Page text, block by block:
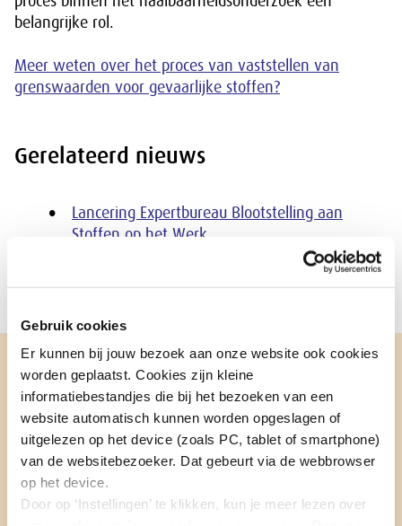
Gebruik cookies
Er kunnen bij jouw bezoek aan onze website ook cookies
worden geplaatst. Cookies zijn kleine
informatiebestandjes die bij het bezoeken van een
website automatisch kunnen worden opgeslagen of
uitgelezen op het device (zoals PC, tablet of smartphone)
van de websitebezoeker. Dat gebeurt via de webbrowser
op het device.
Door op ‘Instellingen’ te klikken, kun je meer lezen over
belangrijke rol.
Meer weten over het proces van vaststellen van
grenswaarden voor gevaarlijke stoffen?
Gerelateerd nieuws
Lancering Expertbureau Blootstelling aan
Stoffen op het Werk
Expertbureau Blootstelling aan Stoffen op het
Aanmelden nieuwsbrief
Blijf op de hoogte van wat de SER doet voor
gezond en veilig werken en over de
activiteiten van de SER Subcommissie
Grenswaarden Stoffen op de Werkplek (SER-